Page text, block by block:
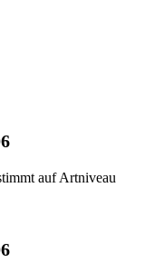
auf Artniveau